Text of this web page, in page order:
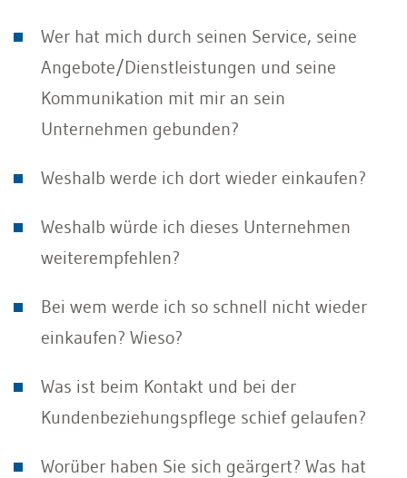
Wer hat mich durch seinen Service, seine
Angebote/Dienstleistungen und seine
Kommunikation mit mir an sein
Unternehmen gebunden?
Weshalb werde ich dort wieder einkaufen?
Weshalb würde ich dieses Unternehmen
weiterempfehlen?
Bei wem werde ich so schnell nicht wieder
einkaufen? Wieso?
Was ist beim Kontakt und bei der
Kundenbeziehungspflege schief gelaufen?
Worüber haben Sie sich geärgert? Was hat